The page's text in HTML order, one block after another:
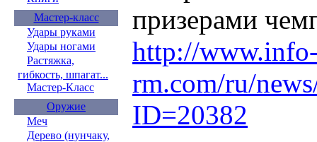
Мастер-класс
Удары руками
Удары ногами
Растяжка,
гибкость, шпагат...
Мастер-Класс
Оружие
Меч
Дерево (нунчаку,
призерами
http://
rm.com/ru/
ID=20382